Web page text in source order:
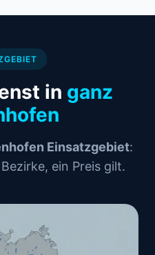
in ganz
Einsatzgebiet:
ein Preis gilt.